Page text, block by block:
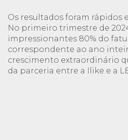
Os resultados foram rápidos
No primeiro trimestre de
impressionantes 80% do
correspondente ao ano
crescimento extraordinário
da parceria entre a Ilike e a